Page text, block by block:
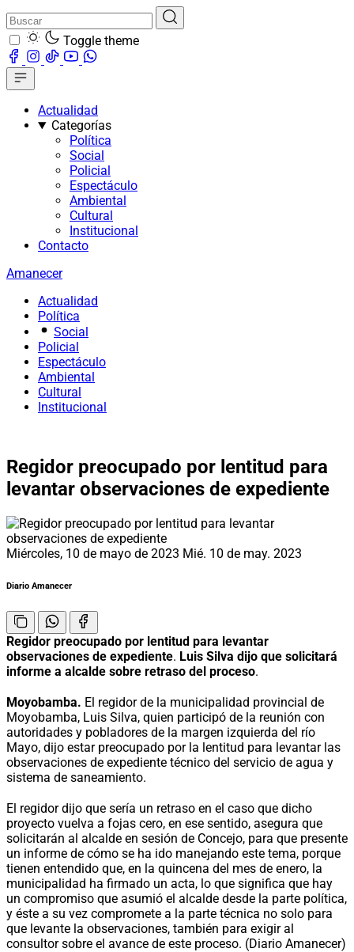
Toggle theme
Actualidad
Categorías
Política
Social
Policial
Espectáculo
Ambiental
Cultural
Institucional
Contacto
Amanecer
Actualidad
Política
Social
Policial
Espectáculo
Ambiental
Cultural
Institucional
Regidor preocupado por lentitud para
levantar observaciones de expediente
Miércoles, 10 de mayo de 2023 Mié. 10 de may. 2023
Diario Amanecer
Regidor preocupado por lentitud para levantar
observaciones de expediente. Luis Silva dijo que solicitará
informe a alcalde sobre retraso del proceso.
Moyobamba. El regidor de la municipalidad provincial de
Moyobamba, Luis Silva, quien participó de la reunión con
autoridades y pobladores de la margen izquierda del río
Mayo, dijo estar preocupado por la lentitud para levantar las
observaciones de expediente técnico del servicio de agua y
sistema de saneamiento.
El regidor dijo que sería un retraso en el caso que dicho
proyecto vuelva a fojas cero, en ese sentido, asegura que
solicitarán al alcalde en sesión de Concejo, para que presente
un informe de cómo se ha ido manejando este tema, porque
tienen entendido que, en la quincena del mes de enero, la
municipalidad ha firmado un acta, lo que significa que hay
un compromiso que asumió el alcalde desde la parte política,
y éste a su vez compromete a la parte técnica no solo para
que levante la observaciones, también para exigir al
consultor sobre el avance de este proceso. (Diario Amanecer)